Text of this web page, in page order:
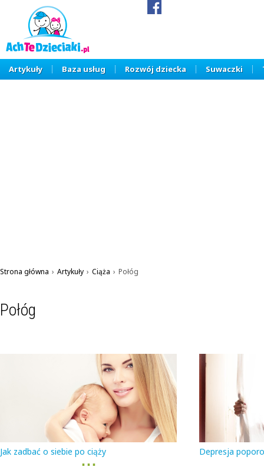
Artykuły Baza usług Rozwój dziecka Suwaczki
Strona główna › Artykuły › Ciąża › Połóg
Połóg
Jak zadbać o siebie po ciąży
▪ ▪ ▪
Depresja